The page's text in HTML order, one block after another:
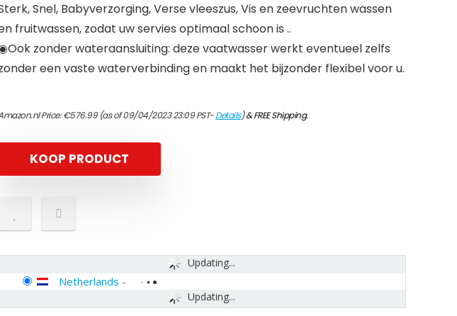
Snel, Babyverzorging, Verse vleeszus, Vis en zeevruchten wassen
fruitwassen, zodat uw servies optimaal schoon is ..
zonder wateraansluiting: deze vaatwasser werkt eventueel zelfs
een vaste waterverbinding en maakt het bijzonder flexibel voor u.
Price:€576.99(as of 09/04/2023 23:09 PST-Details)&FREE Shipping.
KOOP PRODUCT
Updating...
Updating...
Netherlands -